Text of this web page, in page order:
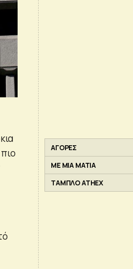
ΑΓΟΡΕΣ
ΜΕ ΜΙΑ ΜΑΤΙΑ
ΤΑΜΠΛΟ ATHEX